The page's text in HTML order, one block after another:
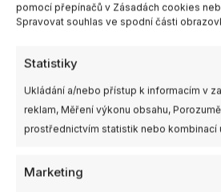
pomocí přepínačů v Zásadách cookies
Spravovat souhlas ve spodní části
Statistiky
Ukládání a/nebo přístup k informacím v
reklam, Měření výkonu obsahu,
prostřednictvím statistik nebo kombinací
Marketing